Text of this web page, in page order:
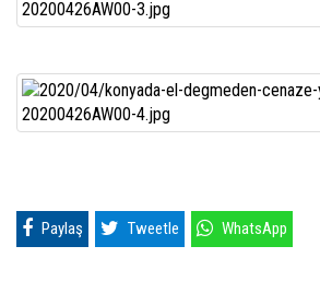
Paylaş Tweetle WhatsApp